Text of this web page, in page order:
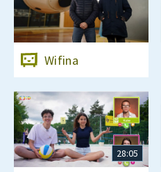
Wifina
28:05